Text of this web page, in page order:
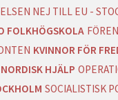
NEJ TILL EU -
FOLKHÖGSKOLA
KVINNOR FÖR
NORDISK HJÄLP
SOCIALISTISK